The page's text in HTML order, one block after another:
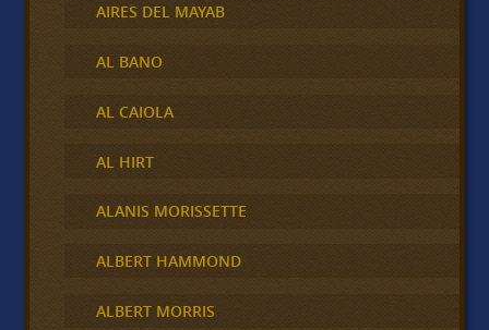
AIRES DEL MAYAB
AL BANO
AL CAIOLA
AL HIRT
ALANIS MORISSETTE
ALBERT HAMMOND
ALBERT MORRIS